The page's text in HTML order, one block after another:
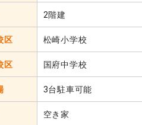
2階建
区 松崎小学校
区 国府中学校
3台駐車可能
空き家